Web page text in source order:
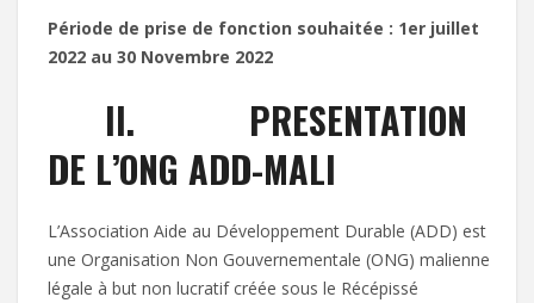
Période de prise de fonction souhaitée : 1er juillet
2022 au 30 Novembre 2022
II. PRESENTATION
DE L’ONG ADD-MALI
L’Association Aide au Développement Durable (ADD) est
une Organisation Non Gouvernementale (ONG) malienne
légale à but non lucratif créée sous le Récépissé